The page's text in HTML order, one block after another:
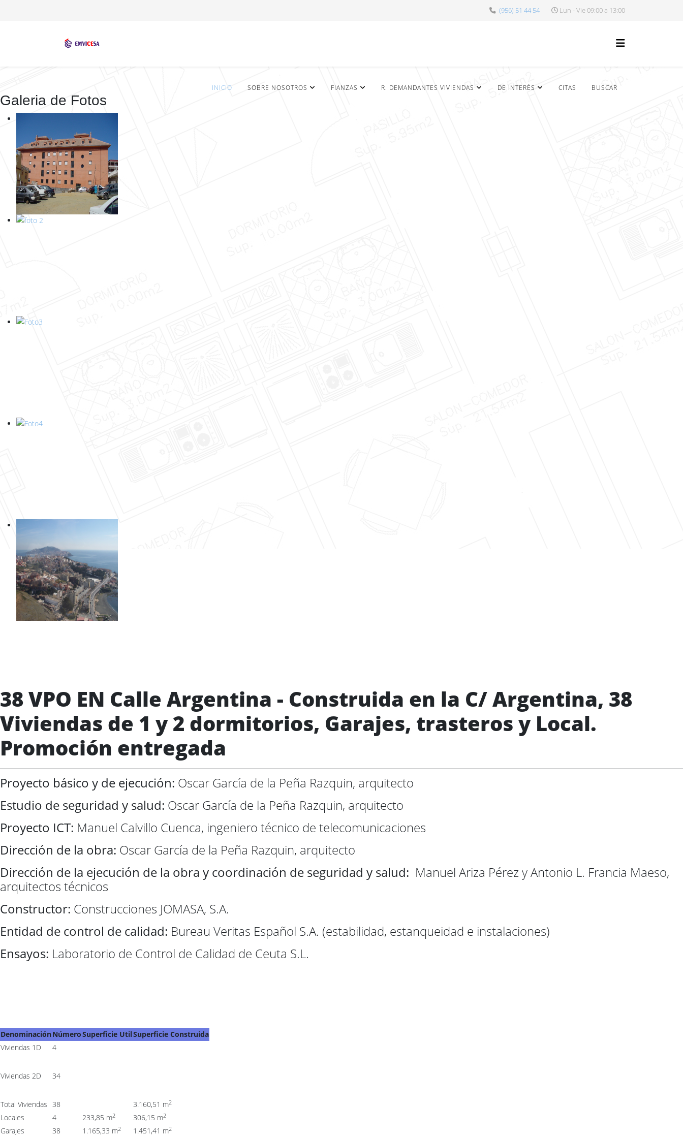
(956) 51 44 54 Lun - Vie 09:00 a 13:00
INICIO SOBRE NOSOTROS FIANZAS R. DEMANDANTES VIVIENDAS DE INTERÉS CITAS BUSCAR
Galeria de Fotos
38 VPO EN Calle Argentina - Construida en la C/ Argentina, 38
Viviendas de 1 y 2 dormitorios, Garajes, trasteros y Local.
Promoción entregada
Proyecto básico y de ejecución: Oscar García de la Peña Razquin, arquitecto
Estudio de seguridad y salud: Oscar García de la Peña Razquin, arquitecto
Proyecto ICT: Manuel Calvillo Cuenca, ingeniero técnico de telecomunicaciones
Dirección de la obra: Oscar García de la Peña Razquin, arquitecto
Dirección de la ejecución de la obra y coordinación de seguridad y salud: Manuel Ariza Pérez y Antonio L. Francia Maeso,
arquitectos técnicos
Constructor: Construcciones JOMASA, S.A.
Entidad de control de calidad: Bureau Veritas Español S.A. (estabilidad, estanqueidad e instalaciones)
Ensayos: Laboratorio de Control de Calidad de Ceuta S.L.
DenominaciónNúmeroSuperficie UtilSuperficie Construida
Viviendas 1D
4
Viviendas 2D 34
Total Viviendas 38 3.160,51 m2
Locales 4 233,85 m2 306,15 m2
Garajes 38 1.165,33 m2 1.451,41 m2